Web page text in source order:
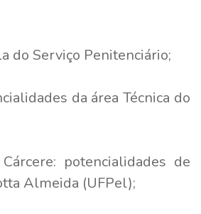
do Serviço Penitenciário;
da área Técnica do
potencialidades de
Almeida (UFPel);